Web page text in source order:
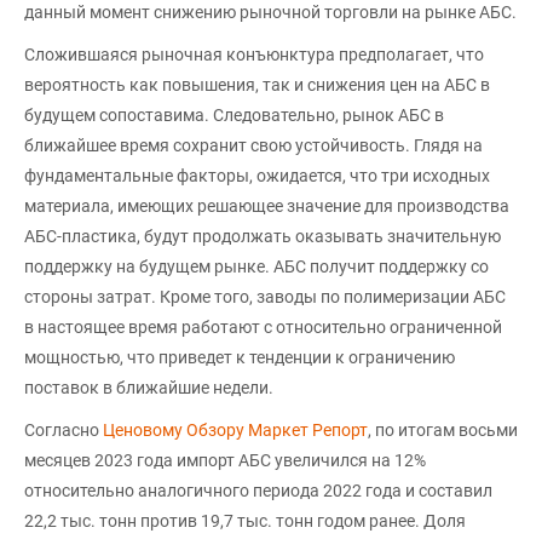
данный момент снижению рыночной торговли на рынке АБС.
Сложившаяся рыночная конъюнктура предполагает, что
вероятность как повышения, так и снижения цен на АБС в
будущем сопоставима. Следовательно, рынок АБС в
ближайшее время сохранит свою устойчивость. Глядя на
фундаментальные факторы, ожидается, что три исходных
материала, имеющих решающее значение для производства
АБС-пластика, будут продолжать оказывать значительную
поддержку на будущем рынке. АБС получит поддержку со
стороны затрат. Кроме того, заводы по полимеризации АБС
в настоящее время работают с относительно ограниченной
мощностью, что приведет к тенденции к ограничению
поставок в ближайшие недели.
Согласно Ценовому Обзору Маркет Репорт, по итогам восьми
месяцев 2023 года импорт АБС увеличился на 12%
относительно аналогичного периода 2022 года и составил
22,2 тыс. тонн против 19,7 тыс. тонн годом ранее. Доля